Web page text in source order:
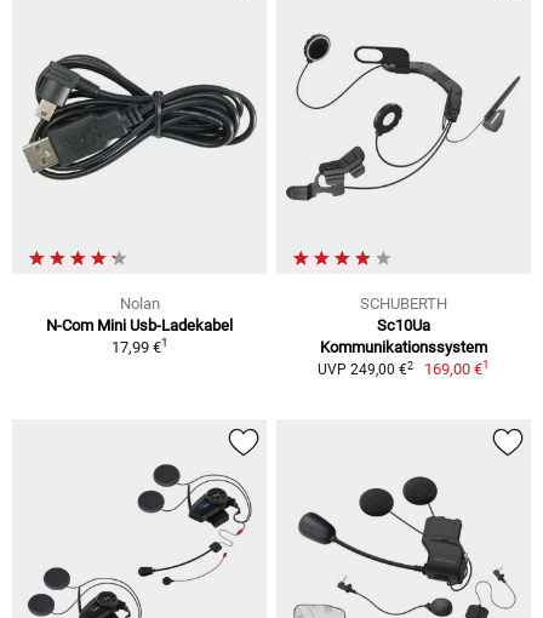
Nolan
N-Com Mini Usb-Ladekabel
17,99 €1
SCHUBERTH
Sc10Ua
Kommunikationssystem
UVP 249,00 €2 169,00 €1